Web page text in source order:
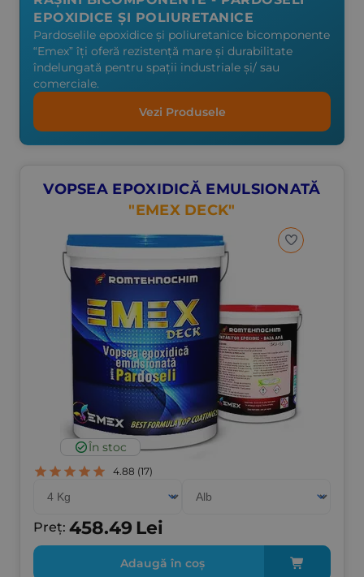
EPOXIDICE ȘI POLIURETANICE
Pardoselile epoxidice și poliuretanice bicomponente
“Emex” îți oferă rezistență mare și durabilitate
îndelungată pentru spații industriale și/ sau
comerciale.
Vezi Produsele
VOPSEA EPOXIDICĂ EMULSIONATĂ
"EMEX DECK"
În stoc
4.88 (17)
Preț: 458.49 Lei
Adaugă în coș